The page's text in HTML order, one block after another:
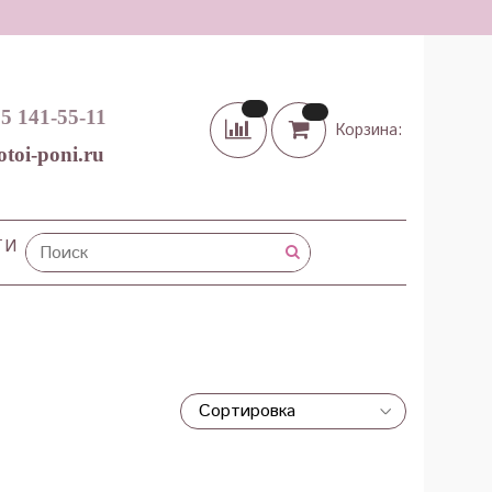
141-55-11
poni.ru
Корзина: